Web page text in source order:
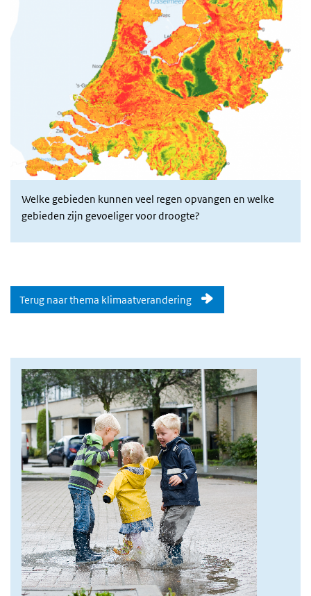
Welke gebieden kunnen veel regen opvangen en welke
gebieden zijn gevoeliger voor droogte?
Terug naar thema klimaatverandering
Foto regenplas